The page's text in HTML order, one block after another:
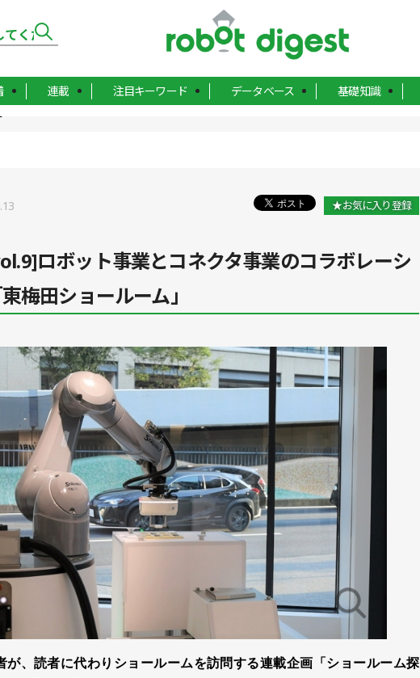
連載 注目キーワード データベース 基礎知識
★お気に入り登録
ロボット事業とコネクタ事業のコラボレーシ
梅田ショールーム」
が、読者に代わりショールームを訪問する連載企画「ショールーム探